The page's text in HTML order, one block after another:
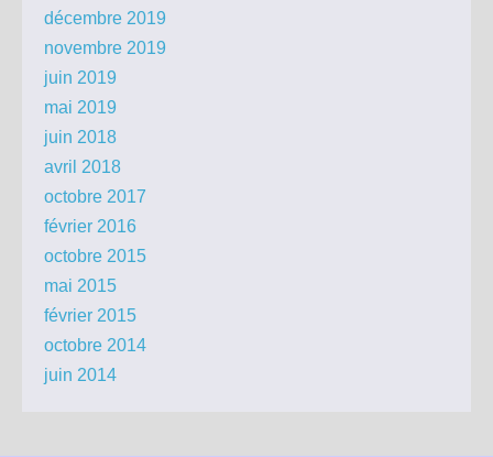
décembre 2019
novembre 2019
juin 2019
mai 2019
juin 2018
avril 2018
octobre 2017
février 2016
octobre 2015
mai 2015
février 2015
octobre 2014
juin 2014